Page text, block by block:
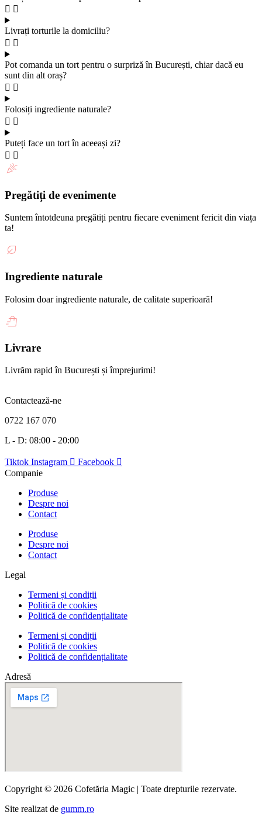
Livrați torturile la domiciliu?
Pot comanda un tort pentru o surpriză în București, chiar dacă eu
sunt din alt oraș?
Folosiți ingrediente naturale?
Puteți face un tort în aceeași zi?
Pregătiți de evenimente
Suntem întotdeuna pregătiți pentru fiecare eveniment fericit din viața
ta!
Ingrediente naturale
Folosim doar ingrediente naturale, de calitate superioară!
Livrare
Livrăm rapid în București și împrejurimi!
Contactează-ne
0722 167 070
L - D: 08:00 - 20:00
Tiktok Instagram
Facebook
Companie
Produse
Despre noi
Contact
Produse
Despre noi
Contact
Legal
Termeni și condiții
Politică de cookies
Politică de confidențialitate
Termeni și condiții
Politică de cookies
Politică de confidențialitate
Adresă
Copyright © 2026 Cofetăria Magic | Toate drepturile rezervate.
Site realizat de gumm.ro